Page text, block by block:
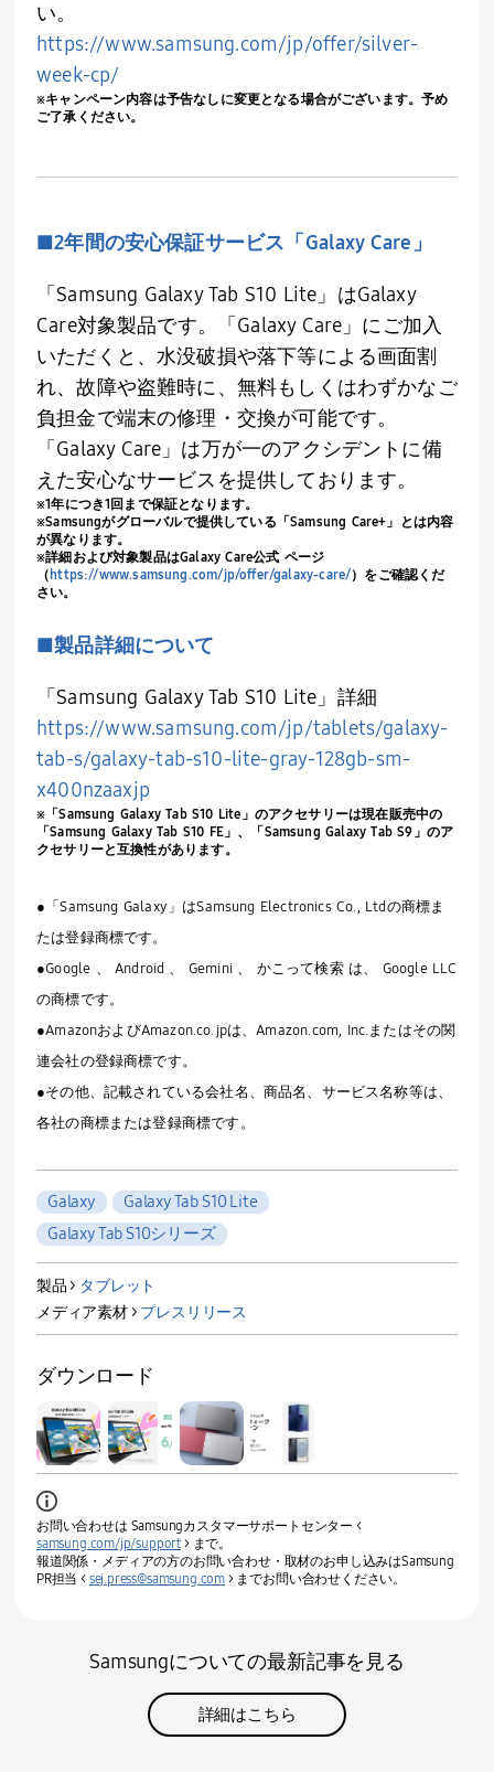
い。
https://www.samsung.com/jp/offer/silver-
week-cp/
※キャンペーン内容は予告なしに変更となる場合がございます。予め
ご了承ください。
■2年間の安心保証サービス「 Galaxy Care」
「 Samsung Galaxy Tab S10 Lite 」はGalaxy
Care対象製品です。「 Galaxy Care 」にご加入
いただくと、水没破損や落下等による画面割
れ、故障や盗難時に、無料もしくはわずかなご
負担金で端末の修理・交換が可能です。
「 Galaxy Care 」は万が一のアクシデントに備
えた安心なサービスを提供しております。
※1年につき1 回まで保証となります。
※Samsungがグローバルで提供している「 Samsung Care+ 」とは内容
が異なります。
※詳細および対象製品はGalaxy Care公式 ページ
（ https://www.samsung.com/jp/offer/galaxy-care/）をご確認くだ
さい。
■製品詳細について
「 Samsung Galaxy Tab S10 Lite 」詳細
https://www.samsung.com/jp/tablets/galaxy-
tab-s/galaxy-tab-s10-lite-gray-128gb-sm-
x400nzaaxjp
※「Samsung Galaxy Tab S10 Lite 」のアクセサリーは現在販売中の
「Samsung Galaxy Tab S10 FE 」、「 Samsung Galaxy Tab S9 」のア
クセサリーと互換性があります。
●「Samsung Galaxy」はSamsung Electronics Co., Ltdの商標ま
たは登録商標です。
●Google 、 Android 、 Gemini 、 かこって検索 は、 Google LLC
の商標です。
●AmazonおよびAmazon.co.jpは、Amazon.com, Inc.またはその関
連会社の登録商標です。
●その他、記載されている会社名、商品名、サービス名称等は、
各社の商標または登録商標です。
Galaxy
Galaxy Tab S10 Lite
Galaxy Tab S10シリーズ
製品 > タブレット
メディア素材 > プレスリリース
ダウンロード
お問い合わせは Samsungカスタマーサポートセンター <
samsung.com/jp/support > まで。
報道関係・メディアの方のお問い合わせ・取材のお申し込みはSamsung
PR担当 < sej.press@samsung.com> までお問い合わせください。
Samsungについての最新記事を見る
詳細はこちら